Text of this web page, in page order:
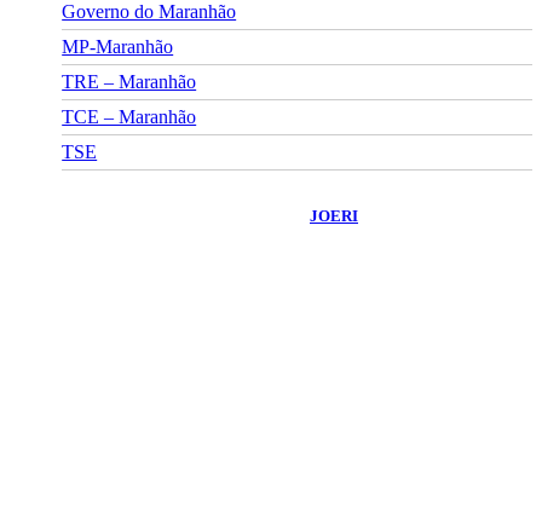
Governo do Maranhão
MP-Maranhão
TRE – Maranhão
TCE – Maranhão
TSE
JOERI